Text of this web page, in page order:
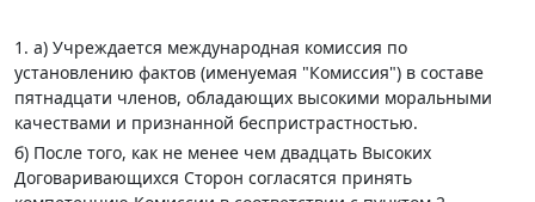
1. а) Учреждается международная комиссия по
установлению фактов (именуемая "Комиссия") в составе
пятнадцати членов, обладающих высокими моральными
качествами и признанной беспристрастностью.
б) После того, как не менее чем двадцать Высоких
Договаривающихся Сторон согласятся принять